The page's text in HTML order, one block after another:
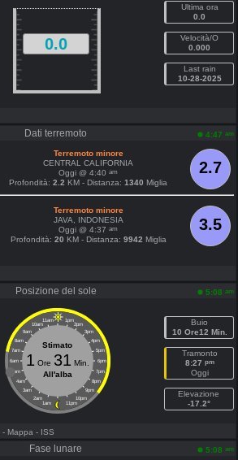
0.0
Ultima ora
0.0
Velocità/O
0.000
Last rain
10-28-2025
Dati terremoto 4:47 am
2.7
Terremoto minore
CENTRAL CALIFORNIA
Oggi @ 4:40am
Profondità:2.2 KM - Distanza:1340 Miglia
3.5
Terremoto minore
JAVA, INDONESIA
Oggi @ 4:37am
Profondità: 20 KM - Distanza: 9942 Miglia
Posizione del sole 5:08 am
11am 1pm
10am 2pm
9am 3pm
8am 4pm
7am 5pm
6am 6pm
5am 7pm
4am 8pm
3am 9pm
2am 10pm
1am 11pm
Stimato
1 Ore 31 Min.
All'alba
Buio
10 Ore12 Min.
Tramonto
8:27 pm
Oggi
Elevazione
-17.2°
- Mappa - ISS
Fase lunare 5:08 am